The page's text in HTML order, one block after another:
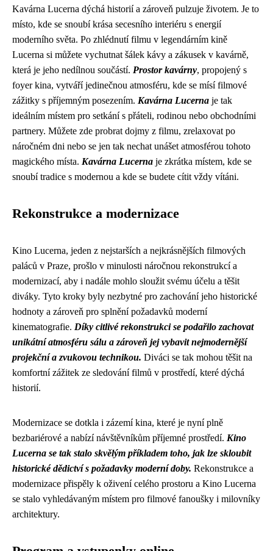
Kavárna Lucerna dýchá historií a zároveň pulzuje životem. Je to
místo, kde se snoubí krása secesního interiéru s energií
moderního světa. Po zhlédnutí filmu v legendárním kině
Lucerna si můžete vychutnat šálek kávy a zákusek v kavárně,
která je jeho nedílnou součástí. Prostor kavárny, propojený s
foyer kina, vytváří jedinečnou atmosféru, kde se mísí filmové
zážitky s příjemným posezením. Kavárna Lucerna je tak
ideálním místem pro setkání s přáteli, rodinou nebo obchodními
partnery. Můžete zde probrat dojmy z filmu, zrelaxovat po
náročném dni nebo se jen tak nechat unášet atmosférou tohoto
magického místa. Kavárna Lucerna je zkrátka místem, kde se
snoubí tradice s modernou a kde se budete cítit vždy vítáni.
Rekonstrukce a modernizace
Kino Lucerna, jeden z nejstarších a nejkrásnějších filmových
paláců v Praze, prošlo v minulosti náročnou rekonstrukcí a
modernizací, aby i nadále mohlo sloužit svému účelu a těšit
diváky. Tyto kroky byly nezbytné pro zachování jeho historické
hodnoty a zároveň pro splnění požadavků moderní
kinematografie. Díky citlivé rekonstrukci se podařilo zachovat
unikátní atmosféru sálu a zároveň jej vybavit nejmodernější
projekční a zvukovou technikou. Diváci se tak mohou těšit na
komfortní zážitek ze sledování filmů v prostředí, které dýchá
historií.
Modernizace se dotkla i zázemí kina, které je nyní plně
bezbariérové a nabízí návštěvníkům příjemné prostředí. Kino
Lucerna se tak stalo skvělým příkladem toho, jak lze skloubit
historické dědictví s požadavky moderní doby. Rekonstrukce a
modernizace přispěly k oživení celého prostoru a Kino Lucerna
se stalo vyhledávaným místem pro filmové fanoušky i milovníky
architektury.